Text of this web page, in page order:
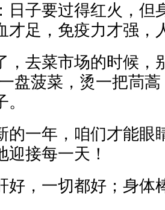
日子要过得红火，但
才足，免疫力才强，
，去菜市场的时候，
盘菠菜，烫一把茼
的一年，咱们才能眼
迎接每一天！
好，一切都好；身体